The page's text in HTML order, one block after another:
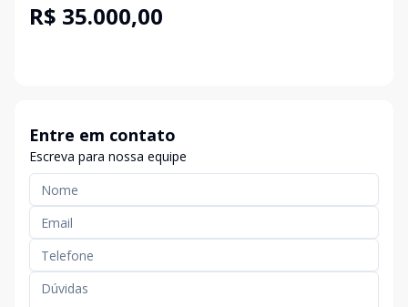
R$ 35.000,00
Entre em contato
Escreva para nossa equipe